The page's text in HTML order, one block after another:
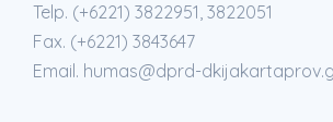
Telp. (+6221) 3822951, 3822051
Fax. (+6221) 3843647
Email. humas@dprd-